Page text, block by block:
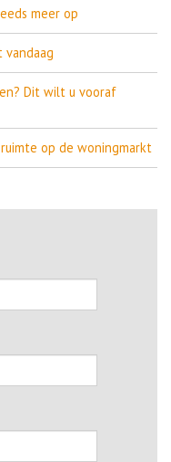
meer op
Dit wilt u vooraf
op de woningmarkt